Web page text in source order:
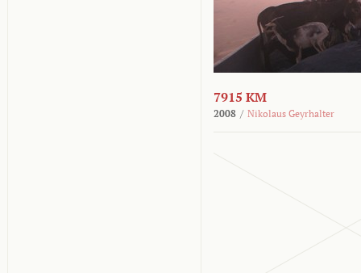
7915 KM
2008 / Nikolaus Geyrhalter